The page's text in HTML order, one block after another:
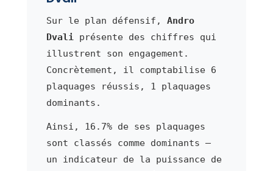
Sur le plan défensif, Andro
Dvaliprésente des chiffres qui
illustrent son engagement.
Concrètement, il comptabilise 6
plaquages réussis, 1 plaquages
dominants.
Ainsi, 16.7% de ses plaquages
sont classés comme dominants —
un indicateur de la puissance de